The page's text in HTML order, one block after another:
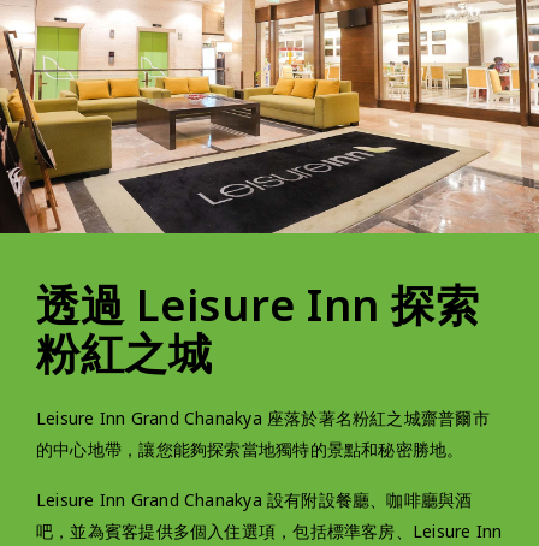
透過 Leisure Inn 探索
粉紅之城
Leisure Inn Grand Chanakya 座落於著名粉紅之城齋普爾市
的中心地帶，讓您能夠探索當地獨特的景點和秘密勝地。
Leisure Inn Grand Chanakya 設有附設餐廳、咖啡廳與酒
吧，並為賓客提供多個入住選項，包括標準客房、Leisure Inn